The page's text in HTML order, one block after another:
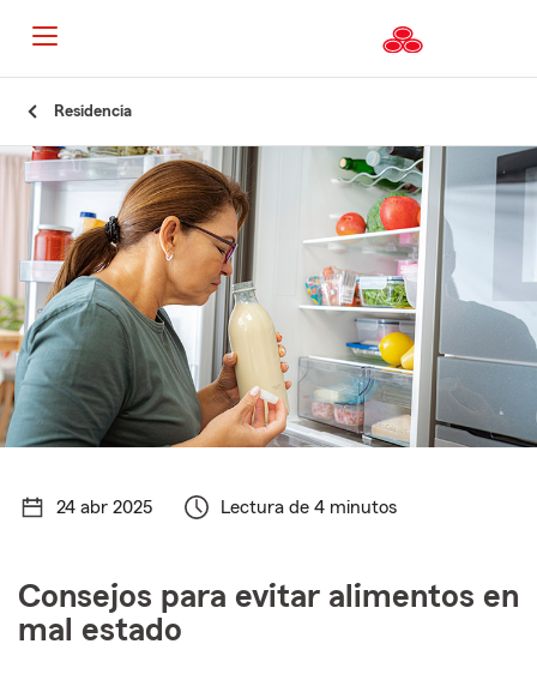
Residencia
24 abr 2025 Lectura de 4 minutos
Consejos para evitar alimentos en
mal estado